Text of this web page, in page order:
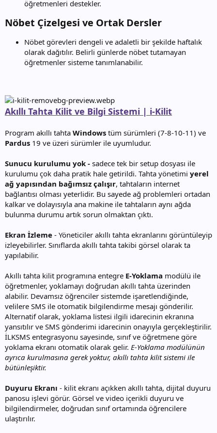
öğretmenleri destekler.
Nöbet Çizelgesi ve Ortak Dersler​
Nöbet görevleri dengeli ve adaletli bir şekilde haftalık
olarak dağıtılır. Belirli günlerde nöbet tutamayan
öğretmenler sisteme tanımlanabilir.
Akıllı Tahta Kilit ve Bilgi Sistemi | i-Kilit
Program akıllı tahta Windows tüm sürümleri (7-8-10-11) ve
Pardus 19 ve üzeri sürümler ile uyumludur.
Sunucu kurulumu yok - sadece tek bir setup dosyası ile
kurulumu çok daha pratik hale getirildi. Tahta yönetimi yerel
ağ yapısından bağımsız çalışır, tahtaların internet
bağlantısı olması yeterlidir. Bu sayede ağ problemleri ortadan
kalkar ve dolayısıyla ana makine ile tahtaların aynı ağda
bulunma durumu artık sorun olmaktan çıktı.
Ekran İzleme - Yöneticiler akıllı tahta ekranlarını görüntüleyip
izleyebilirler. Sınıflarda akıllı tahta takibi görsel olarak ta
yapılabilir.
Akıllı tahta kilit programına entegre E-Yoklama modülü ile
öğretmenler, yoklamayı doğrudan akıllı tahta üzerinden
alabilir. Devamsız öğrenciler sistemde işaretlendiğinde,
velilere SMS ile otomatik bilgilendirme mesajı gönderilir.
Alternatif olarak, yoklama listesi ilgili idarecinin ekranına
yansıtılır ve SMS gönderimi idarecinin onayıyla gerçekleştirilir.
İLKSMS entegrasyonu sayesinde, sınıf ve öğretmene göre
yoklama ekranı otomatik olarak gelir. E-Yoklama modülünün
ayrıca kurulmasına gerek yoktur, akıllı tahta kilit sistemi ile
bütünleşiktir.
Duyuru Ekranı - kilit ekranı açıkken akıllı tahta, dijital duyuru
panosu işlevi görür. Görsel ve video içerikli duyuru ve
bilgilendirmeler, doğrudan sınıf ortamında öğrencilere
ulaştırılır.